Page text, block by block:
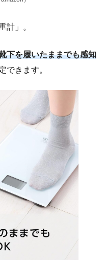
計」。
下を履いたままでも感知
できます。